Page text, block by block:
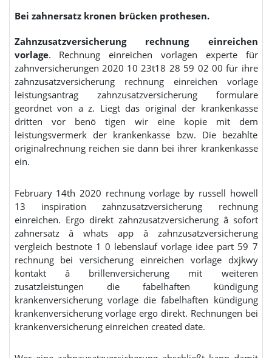
Bei zahnersatz kronen brücken prothesen.
Zahnzusatzversicherung rechnung einreichen
vorlage. Rechnung einreichen vorlagen experte für
zahnversicherungen 2020 10 23t18 28 59 02 00 für ihre
zahnzusatzversicherung rechnung einreichen vorlage
leistungsantrag zahnzusatzversicherung formulare
geordnet von a z. Liegt das original der krankenkasse
dritten vor benö tigen wir eine kopie mit dem
leistungsvermerk der krankenkasse bzw. Die bezahlte
originalrechnung reichen sie dann bei ihrer krankenkasse
ein.
February 14th 2020 rechnung vorlage by russell howell
13 inspiration zahnzusatzversicherung rechnung
einreichen. Ergo direkt zahnzusatzversicherung â sofort
zahnersatz â whats app â zahnzusatzversicherung
vergleich bestnote 1 0 lebenslauf vorlage idee part 59 7
rechnung bei versicherung einreichen vorlage dxjkwy
kontakt â brillenversicherung mit weiteren
zusatzleistungen die fabelhaften kündigung
krankenversicherung vorlage die fabelhaften kündigung
krankenversicherung vorlage ergo direkt. Rechnungen bei
krankenversicherung einreichen created date.